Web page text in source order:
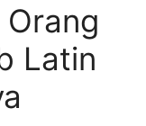
Latin